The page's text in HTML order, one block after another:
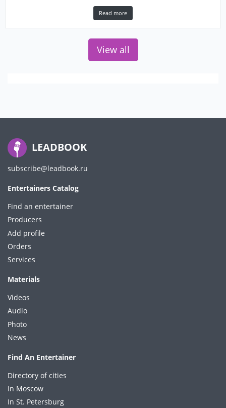
Read more
View all
LEADBOOK
subscribe@leadbook.ru
Entertainers Catalog
Find an entertainer
Producers
Add profile
Orders
Services
Materials
Videos
Audio
Photo
News
Find An Entertainer
Directory of cities
In Moscow
In St. Petersburg